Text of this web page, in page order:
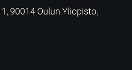
90014 Oulun Yliopisto,